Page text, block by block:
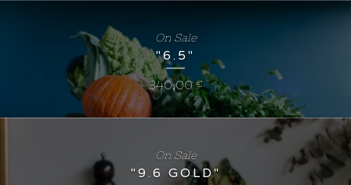
"6.5"
340,00€
On Sale
"9.6 GOLD"
On Sale